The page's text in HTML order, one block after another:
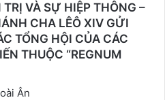
VÀ SỰ HIỆP THÔNG –
CHA LÊÔ XIV GỬI
TỔNG HỘI CỦA CÁC
THUỘC “REGNUM
Ân